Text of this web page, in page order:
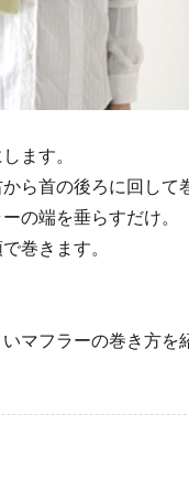
ます。
ら首の後ろに回して
の端を垂らすだけ。
巻きます。
マフラーの巻き方を